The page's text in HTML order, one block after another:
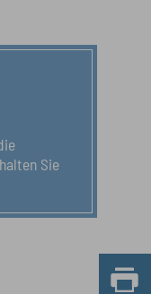
Sie